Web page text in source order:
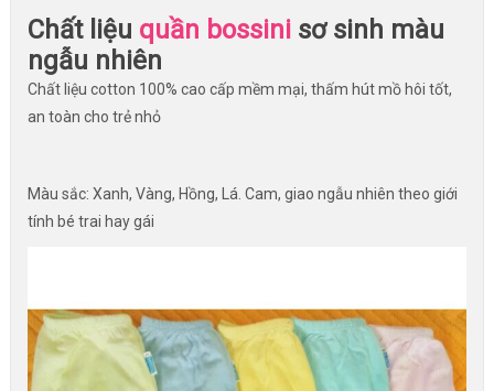
Chất liệu quần bossinisơ sinh màu
ngẫu nhiên
Chất liệu cotton 100% cao cấp mềm mại, thấm hút mồ hôi tốt,
an toàn cho trẻ nhỏ
Màu sắc: Xanh, Vàng, Hồng, Lá. Cam, giao ngẫu nhiên theo giới
tính bé trai hay gái